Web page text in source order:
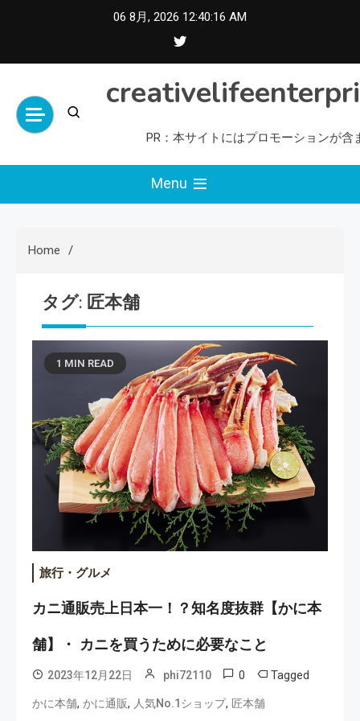
06 8月, 2026 12:40:17 AM
PR：本サイトにはプロモーションが含
Menu
Home
タグ: 匠本舗
1 MIN READ
旅行・グルメ
カニ通販売上日本一！？知名度抜群【かに本
舗】・ カニを買うために必要なこと
2023年12月22日 phi72110 0 Tagged
かに本舗, かに通販, 人気No.1ショップ, 匠本舗